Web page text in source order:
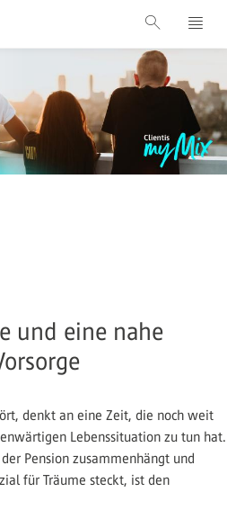
und eine nahe
denkt an eine Zeit, die noch weit
Lebenssituation zu tun hat.
Pension zusammenhängt und
für Träume steckt, ist den